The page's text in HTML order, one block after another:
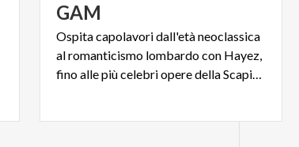
GAM
Ospita capolavori dall'età neoclassica
al romanticismo lombardo con Hayez,
fino alle più celebri opere della Scapigliatura